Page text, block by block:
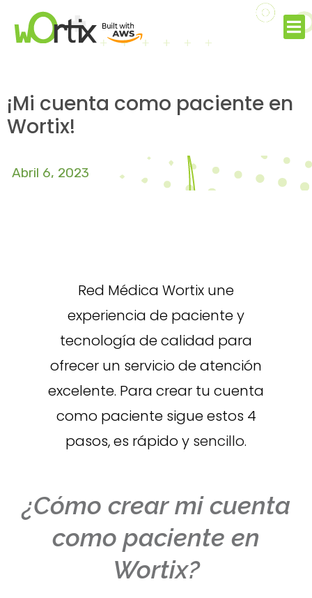
¡Mi cuenta como paciente en
Wortix!
Abril 6, 2023
Red Médica Wortix une
experiencia de paciente y
tecnología de calidad para
ofrecer un servicio de atención
excelente. Para crear tu cuenta
como paciente sigue estos 4
pasos, es rápido y sencillo.
¿Cómo crear mi cuenta
como paciente en
Wortix?